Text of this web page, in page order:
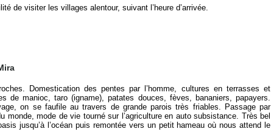
de visiter les villages alentour, suivant l’heure d’arrivée.
Domestication des pentes par l’homme, cultures en terrasses et
de manioc, taro (igname), patates douces, fèves, bananiers, papayers.
on se faufile au travers de grande parois très friables. Passage par
monde, mode de vie tourné sur l’agriculture en auto subsistance. Très bel
jusqu’à l’océan puis remontée vers un petit hameau où nous attend le